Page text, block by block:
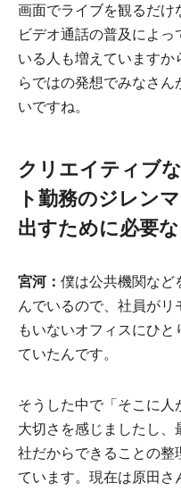
画面でライブを観るだけ
ビデオ通話の普及によ
いる人も増えています
らではの発想でみなさ
いですね。
クリエイティブ
ト勤務のジレン
出すために必要
宮河： 僕は公共機関など
んでいるので、社員が
もいないオフィスにひと
ていたんです。
そうした中で「そこに
大切さを感じましたし
社だからできることの整
ています。現在は原田